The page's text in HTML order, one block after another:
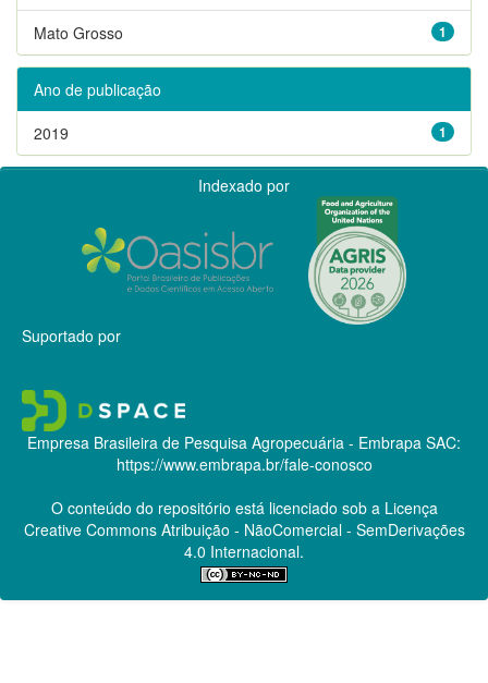
1
Mato Grosso
Ano de publicação
1
2019
Indexado por
Suportado por
Empresa Brasileira de Pesquisa Agropecuária - Embrapa SAC:
https://www.embrapa.br/fale-conosco
O conteúdo do repositório está licenciado sob a Licença
Creative CommonsAtribuição - NãoComercial - SemDerivações
4.0 Internacional.